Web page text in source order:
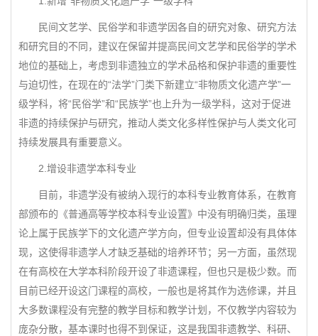
民间文艺学、民俗学和非遗学因各自的研究对象、研究方法
和研究目的不同，建议在保留并提高民间文艺学和民俗学的学术
地位的基础上，考虑到非遗独立的学术品格和保护非遗的重要性
与迫切性，在现在的“法学”门类下新建立“非物质文化遗产学”一
级学科，将“民俗学”和“民族学”也上升为一级学科，这对于促进
非遗的持续保护与研究，推动人类文化多样性保护与人类文化可
持续发展具有重要意义。
2.增设非遗学本科专业
目前，非遗学没有被纳入现行的本科专业教育体系，在教育
部颁布的《普通高等学校本科专业设置》中没有明确归类，虽理
论上属于民族学下的文化遗产学方向，但专业设置却没有具体体
现，这使得非遗学人才缺乏基础的培养环节；另一方面，虽然现
在有高校在大学本科阶段开设了非遗课程，但也只是极少数。而
目前已经开设这门课程的高校，一般也是将其作为选修课，并且
大多数课程没有完整的教学目标和教学计划，不仅教学内容较为
庞杂分散，基本课时也得不到保证，这是我国非遗教学、科研、